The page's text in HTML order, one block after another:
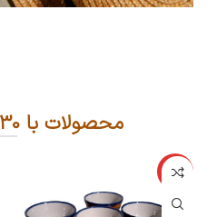
محصولات با 30 درصد تخفیف
-30%